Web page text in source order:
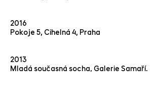
2016
Pokoje 5, Cihelná 4, Praha
2013
Mladá současná socha, Galerie Samaří.